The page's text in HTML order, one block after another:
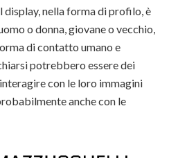
nella forma di profilo, è
o donna, giovane o vecchio,
di contatto umano e
potrebbero essere dei
con le loro immagini
anche con le